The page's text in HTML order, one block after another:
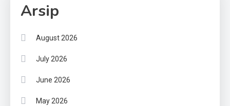
Arsip
August 2026
July 2026
June 2026
May 2026